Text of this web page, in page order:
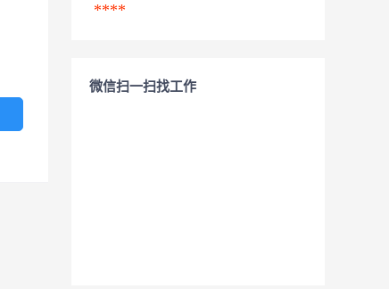
****
微信扫一扫找工作